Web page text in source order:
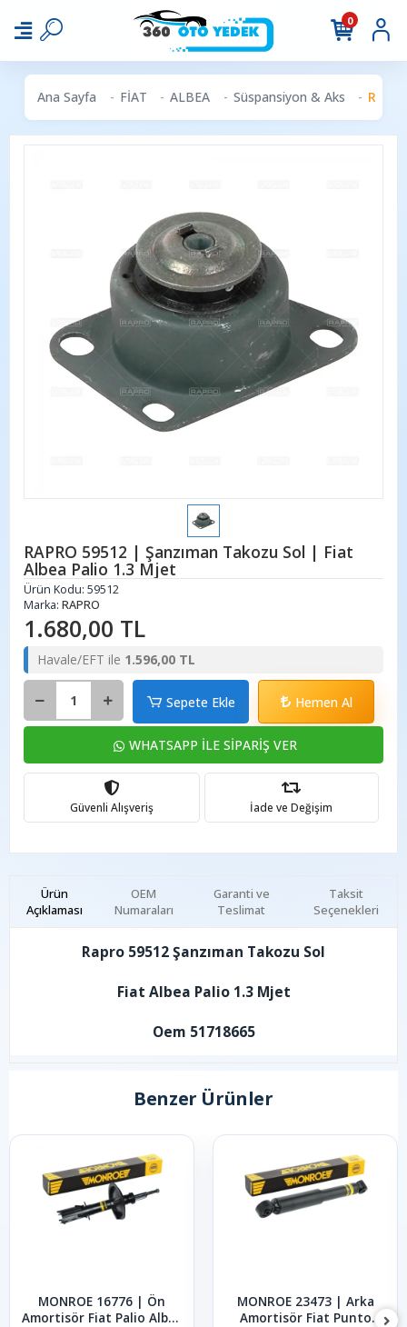
0
Ana Sayfa FİAT ALBEA Süspansiyon & Aks
RAPRO 59512 | Şanzıman Takozu Sol | Fiat
Albea Palio 1.3 Mjet
Ürün Kodu: 59512
Marka: RAPRO
1.680,00 TL
Havale/EFT ile 1.596,00 TL
Sepete Ekle Hemen Al
WHATSAPP İLE SİPARİŞ VER
Güvenli Alışveriş İade ve Değişim
Ürün
Açıklaması
Garanti ve
Teslimat
Taksit
Seçenekleri
OEM
Numaraları
Rapro 59512 Şanzıman Takozu Sol
Fiat Albea Palio 1.3 Mjet
Oem 51718665
Benzer Ürünler
MONROE 16776 | Ön
Amortisör Fiat Palio Albea
MONROE 23473 | Arka
Amortisör Fiat Punto